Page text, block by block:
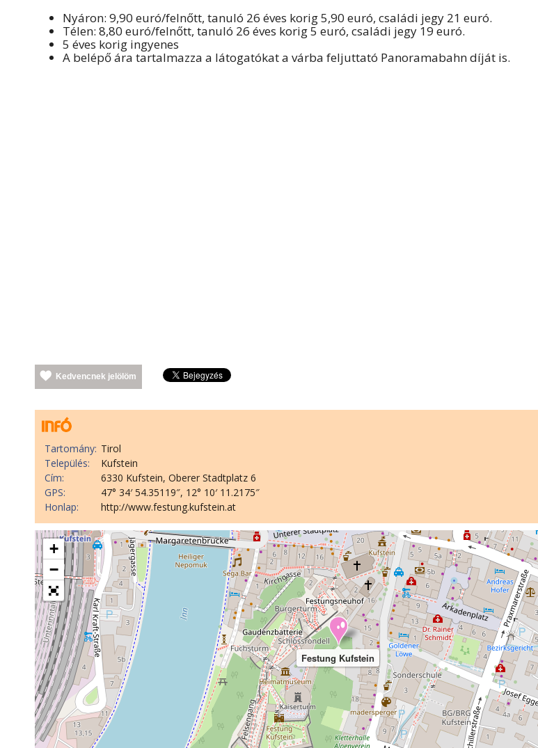
Nyáron: 9,90 euró/felnőtt, tanuló 26 éves korig 5,90 euró, családi jegy 21 euró.
Télen: 8,80 euró/felnőtt, tanuló 26 éves korig 5 euró, családi jegy 19 euró.
5 éves korig ingyenes
A belépő ára tartalmazza a látogatókat a várba feljuttató Panoramabahn díját is.
Kedvencnek jelölöm
Tartomány: Tirol
Település:
Kufstein
Cím:
6330 Kufstein, Oberer Stadtplatz 6
GPS:
47° 34′ 54.35119″, 12° 10′ 11.2175″
Honlap:
http://www.festung.kufstein.at
Festung Kufstein
+
−